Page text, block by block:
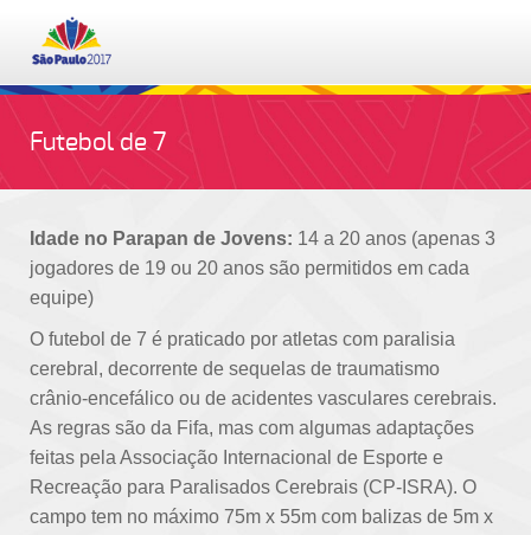
INGRESSOS
CALENDÁRIO
RESULTADOS
PAÍSES PARTICIPANTES
MODALIDADES
PROGRAMA DE EDUCAÇÃO
Futebol de 7
Idade no Parapan de Jovens: 14 a 20 anos (apenas 3
jogadores de 19 ou 20 anos são permitidos em cada
equipe)
O futebol de 7 é praticado por atletas com paralisia
cerebral, decorrente de sequelas de traumatismo
crânio-encefálico ou de acidentes vasculares cerebrais.
As regras são da Fifa, mas com algumas adaptações
feitas pela Associação Internacional de Esporte e
Recreação para Paralisados Cerebrais (CP-ISRA). O
campo tem no máximo 75m x 55m com balizas de 5m x